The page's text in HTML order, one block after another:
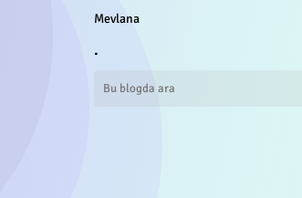
Mevlana
.